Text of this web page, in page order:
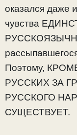
оказался даже
чувства
Поэтому,
РУССКИХ ЗА
РУССКОГО
СУЩЕСТВУЕТ.